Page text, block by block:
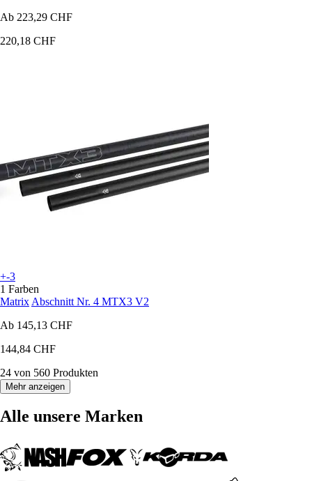
Ab 223,29 CHF
220,18 CHF
+-3
1 Farben
Matrix Abschnitt Nr. 4 MTX3 V2
Ab 145,13 CHF
144,84 CHF
24 von 560 Produkten
Mehr anzeigen
Alle unsere Marken